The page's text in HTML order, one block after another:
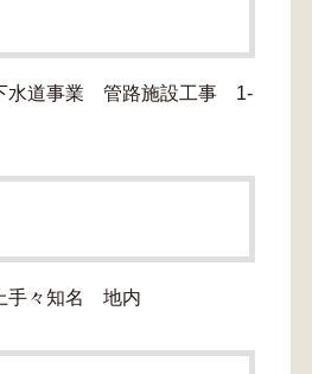
水道事業 管路施設工事 1-
々知名 地内